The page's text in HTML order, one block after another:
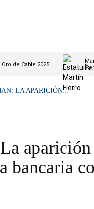
de Cable 2025
LA APARICIÓN...
aparición
bancaria